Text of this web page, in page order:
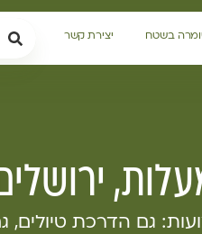
בשטח יצירת קשר
גם הדרכת